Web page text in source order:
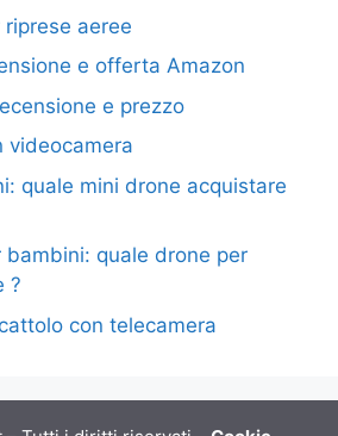
aeree
e offerta Amazon
e prezzo
videocamera
quale mini drone acquistare
bambini: quale drone per
?
con telecamera